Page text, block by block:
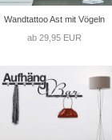
Wandtattoo Ast mit Vögeln
ab 29,95 EUR